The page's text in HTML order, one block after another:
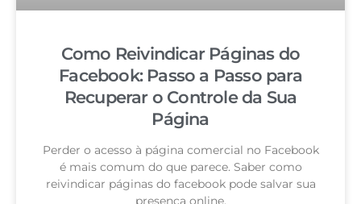
Como Reivindicar Páginas do
Facebook: Passo a Passo para
Recuperar o Controle da Sua
Página
Perder o acesso à página comercial no Facebook
é mais comum do que parece. Saber como
reivindicar páginas do facebook pode salvar sua